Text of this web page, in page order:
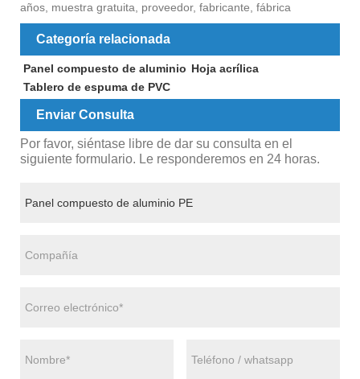
años, muestra gratuita, proveedor, fabricante, fábrica
Categoría relacionada
Panel compuesto de aluminio Hoja acrílica
Tablero de espuma de PVC
Enviar Consulta
Por favor, siéntase libre de dar su consulta en el
siguiente formulario. Le responderemos en 24 horas.